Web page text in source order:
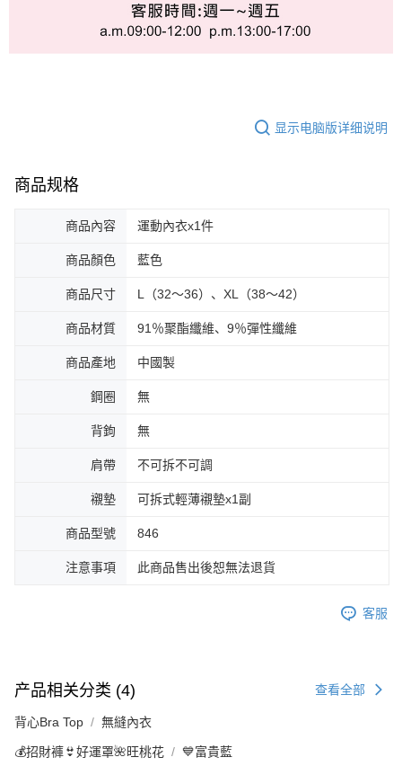
显示电脑版详细说明
商品规格
商品內容 運動內衣x1件
商品顏色 藍色
商品尺寸 L（32～36）、XL（38～42）
商品材質 91％聚酯纖維、9％彈性纖維
商品產地 中國製
鋼圈 無
背鉤 無
肩帶 不可拆不可調
襯墊 可拆式輕薄襯墊x1副
商品型號 846
注意事項 此商品售出後恕無法退貨
客服
产品相关分类 (4) 查看全部
背心Bra Top 無縫內衣
💰招財褲👙好運罩🌺旺桃花 💙富貴藍